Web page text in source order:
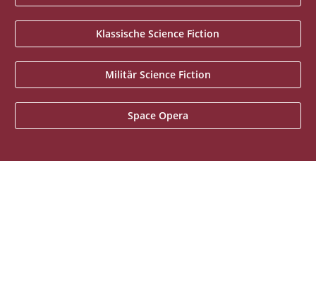
Klassische Science Fiction
Militär Science Fiction
Space Opera